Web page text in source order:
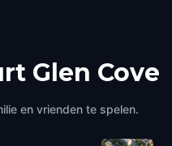
Glen Cove
en vrienden te spelen.